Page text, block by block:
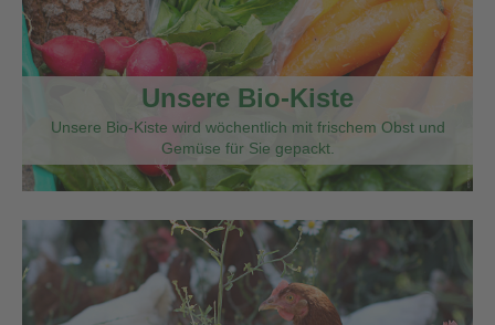
Unsere Bio-Kiste
Unsere Bio-Kiste wird wöchentlich mit frischem Obst und
Gemüse für Sie gepackt.